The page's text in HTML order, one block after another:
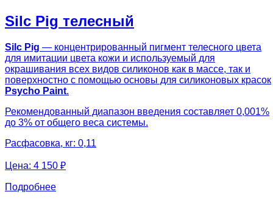
Silc Pig телесный
Silc Pig — концентрированный пигмент телесного цвета
для имитации цвета кожи и используемый для
окрашивания всех видов силиконов как в массе, так и
поверхностно с помощью основы для силиконовых красок
Psycho Paint.
Рекомендованный диапазон введения составляет 0,001%
до 3% от общего веса системы.
Расфасовка, кг: 0,11
Цена: 4 150 ₽
Подробнее